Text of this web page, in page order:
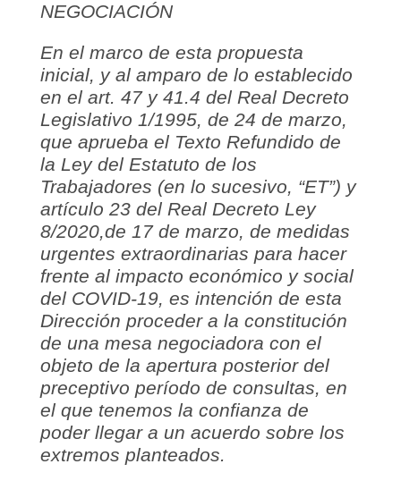
NEGOCIACIÓN
En el marco de esta propuesta
inicial, y al amparo de lo establecido
en el art. 47 y 41.4 del Real Decreto
Legislativo 1/1995, de 24 de marzo,
que aprueba el Texto Refundido de
la Ley del Estatuto de los
Trabajadores (en lo sucesivo, “ET”) y
artículo 23 del Real Decreto Ley
8/2020,de 17 de marzo, de medidas
urgentes extraordinarias para hacer
frente al impacto económico y social
del COVID-19, es intención de esta
Dirección proceder a la constitución
de una mesa negociadora con el
objeto de la apertura posterior del
preceptivo período de consultas, en
el que tenemos la confianza de
poder llegar a un acuerdo sobre los
extremos planteados.